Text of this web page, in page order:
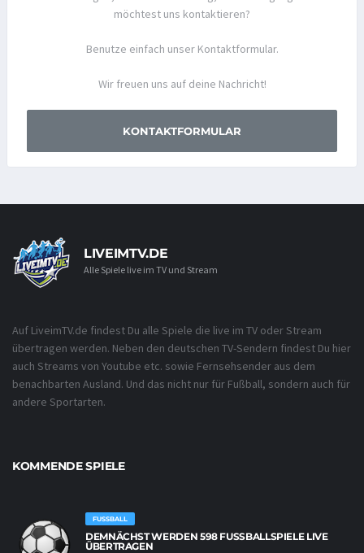
möchtest uns kontaktieren?
Benutze einfach unser Kontaktformular.
Wir freuen uns auf deine Nachricht!
KONTAKTFORMULAR
LIVEIMTV.DE
Alle Spiele live im TV und Stream
Auf LiveimTV.de findest Du alle Spiele die live im TV oder Stream
übertragen werden. Neben den deutschen TV-Sendern findest Du hier
auch Streams von Youtube etc. sowie Fernsehsender aus dem
benachbarten Ausland. Und das nicht nur für Fußball, sondern auch für
andere Sportarten.
KOMMENDE SPIELE
FUSSBALL
DEMNÄCHST WERDEN 598 FUSSBALLSPIELE LIVE Ü
BERTRAGEN